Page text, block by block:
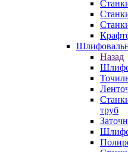
Назад
труб